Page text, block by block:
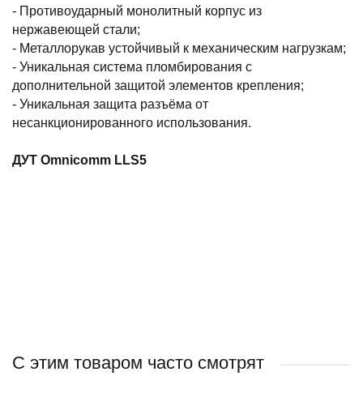
- Противоударный монолитный корпус из
нержавеющей стали;
- Металлорукав устойчивый к механическим нагрузкам;
- Уникальная система пломбирования с
дополнительной защитой элементов крепления;
- Уникальная защита разъёма от
несанкционированного использования.
ДУТ Omnicomm LLS5
С этим товаром часто смотрят